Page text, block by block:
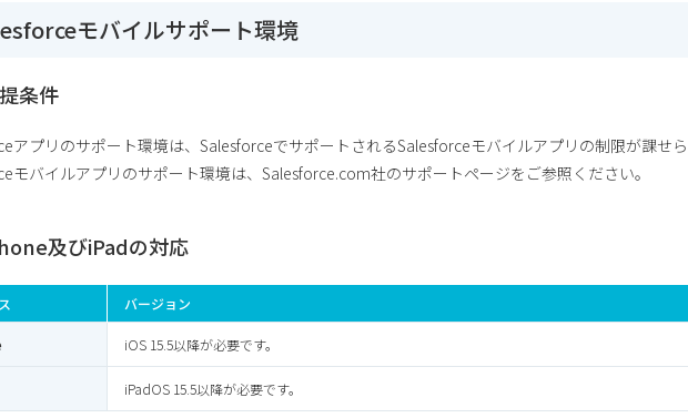
モバイルサポート環境
条件
アプリのサポート環境は、SalesforceでサポートされるSalesforceモバイルアプリの制限が課せら
モバイルアプリのサポート環境は、Salesforce.com社のサポートページをご参照ください。
及びiPadの対応
バージョン
iOS 15.5以降が必要です。
iPadOS 15.5以降が必要です。